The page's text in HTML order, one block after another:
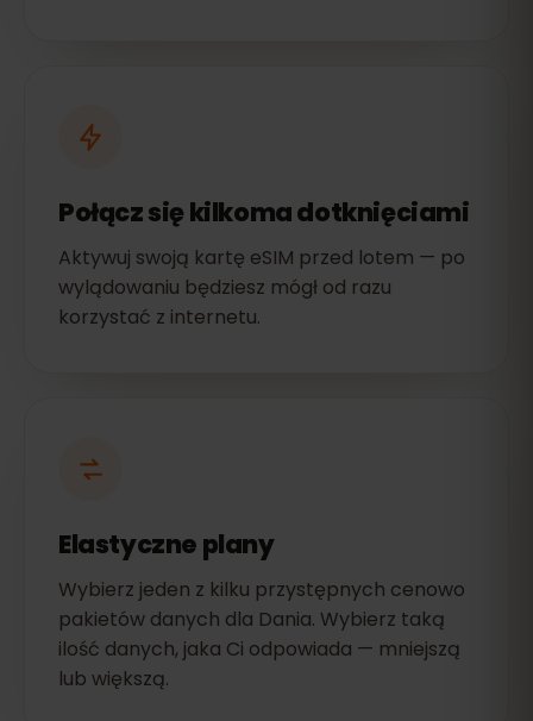
Połącz się kilkoma dotknięciami
Aktywuj swoją kartę eSIM przed lotem — po
wylądowaniu będziesz mógł od razu
korzystać z internetu.
Elastyczne plany
Wybierz jeden z kilku przystępnych cenowo
pakietów danych dla Dania. Wybierz taką
ilość danych, jaka Ci odpowiada — mniejszą
lub większą.